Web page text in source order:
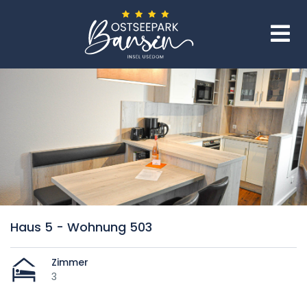
Haus 5 - Wohnung 503
Zimmer
3